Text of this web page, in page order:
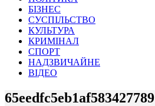
БІЗНЕС
СУСПІЛЬСТВО
КУЛЬТУРА
КРИМІНАЛ
СПОРТ
НАДЗВИЧАЙНЕ
ВІДЕО
65eedfc5eb1af583427789